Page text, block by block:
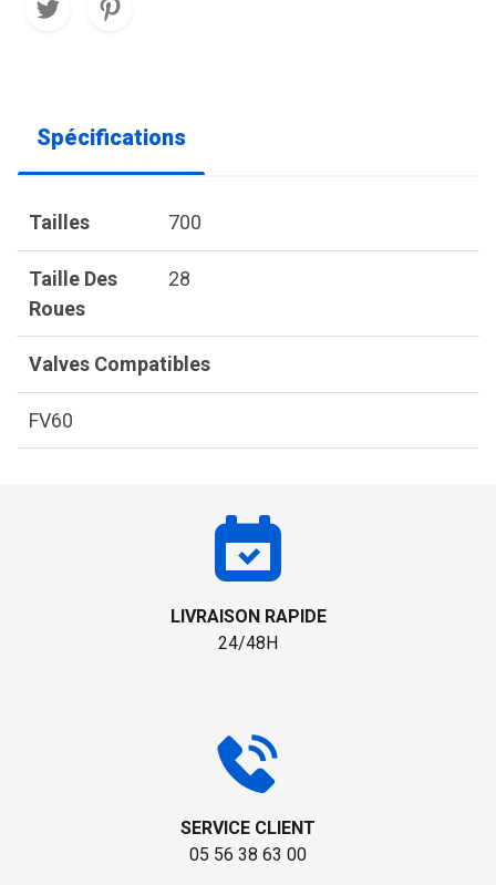
Spécifications
Tailles 700
Taille Des
Roues
28
Valves Compatibles
FV60
LIVRAISON RAPIDE
24/48H
SERVICE CLIENT
05 56 38 63 00